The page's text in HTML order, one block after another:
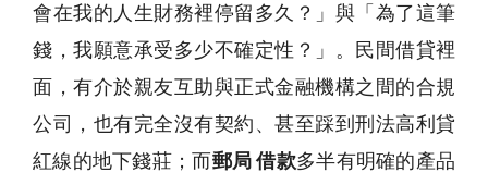
會在我的人生財務裡停留多久？」與「為了這筆
錢，我願意承受多少不確定性？」。民間借貸裡
面，有介於親友互助與正式金融機構之間的合規
公司，也有完全沒有契約、甚至踩到刑法高利貸
紅線的地下錢莊；而郵局 借款多半有明確的產品